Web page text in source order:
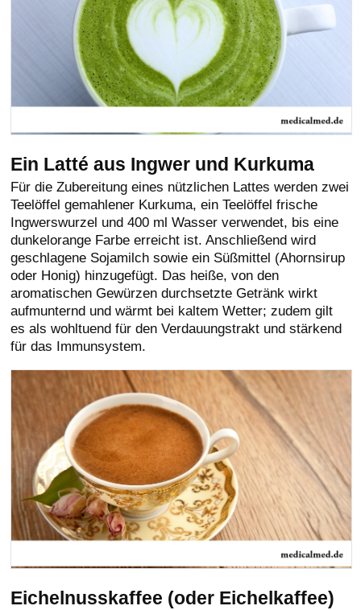
Ein Latté aus Ingwer und Kurkuma
Für die Zubereitung eines nützlichen Lattes werden zwei
Teelöffel gemahlener Kurkuma, ein Teelöffel frische
Ingwerswurzel und 400 ml Wasser verwendet, bis eine
dunkelorange Farbe erreicht ist. Anschließend wird
geschlagene Sojamilch sowie ein Süßmittel (Ahornsirup
oder Honig) hinzugefügt. Das heiße, von den
aromatischen Gewürzen durchsetzte Getränk wirkt
aufmunternd und wärmt bei kaltem Wetter; zudem gilt
es als wohltuend für den Verdauungstrakt und stärkend
für das Immunsystem.
Eichelnusskaffee (oder Eichelkaffee)